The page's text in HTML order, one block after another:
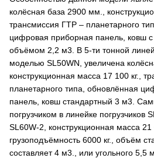
колёсная база 2900 мм.,
трансмиссия ГТР – планетарного
цифровая приборная панель, ковш
объёмом 2,2 м3. В 5-ти тонной
моделью SL50WN, увеличена
конструкционная масса 17 100 кг.,
планетарного типа, обновлённая
панель, ковш стандартный 3 м3.
погрузчиком в линейке погрузчиков
SL60W-2, конструкционная масса
грузоподъёмность 6000 кг., объём
составляет 4 м3., или угольного 5,5